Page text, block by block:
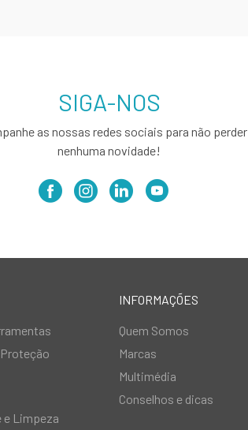
SIGA-NOS
as nossas redes sociais para não perder
nenhuma novidade!
e Limpeza
INFORMAÇÕES
Quem Somos
Marcas
Multimédia
Conselhos e dicas